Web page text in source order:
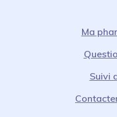
Ma
Suivi